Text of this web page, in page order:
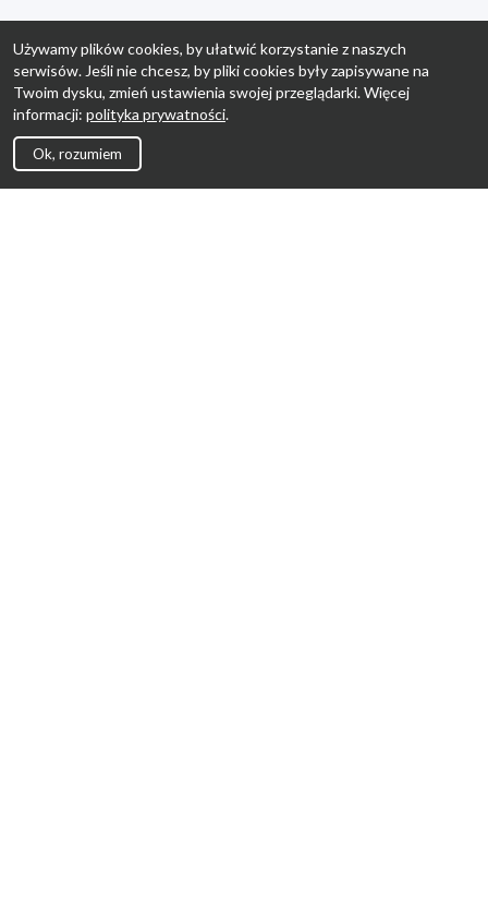
Używamy plików cookies, by ułatwić korzystanie z naszych
serwisów. Jeśli nie chcesz, by pliki cookies były zapisywane na
Twoim dysku, zmień ustawienia swojej przeglądarki. Więcej
informacji: polityka prywatności.
Ok, rozumiem